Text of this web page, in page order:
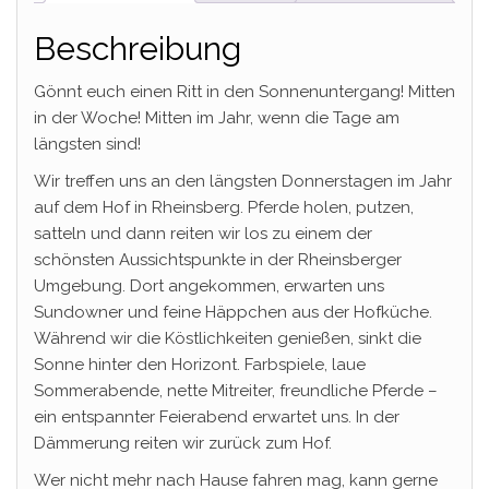
Beschreibung
Gönnt euch einen Ritt in den Sonnenuntergang! Mitten
in der Woche! Mitten im Jahr, wenn die Tage am
längsten sind!
Wir treffen uns an den längsten Donnerstagen im Jahr
auf dem Hof in Rheinsberg. Pferde holen, putzen,
satteln und dann reiten wir los zu einem der
schönsten Aussichtspunkte in der Rheinsberger
Umgebung. Dort angekommen, erwarten uns
Sundowner und feine Häppchen aus der Hofküche.
Während wir die Köstlichkeiten genießen, sinkt die
Sonne hinter den Horizont. Farbspiele, laue
Sommerabende, nette Mitreiter, freundliche Pferde –
ein entspannter Feierabend erwartet uns. In der
Dämmerung reiten wir zurück zum Hof.
Wer nicht mehr nach Hause fahren mag, kann gerne